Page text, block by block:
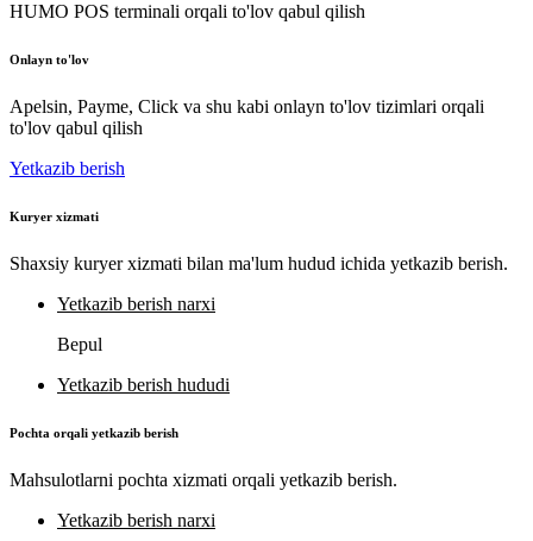
HUMO POS terminali orqali to'lov qabul qilish
Onlayn to'lov
Apelsin, Payme, Click va shu kabi onlayn to'lov tizimlari orqali
to'lov qabul qilish
Yetkazib berish
Kuryer xizmati
Shaxsiy kuryer xizmati bilan ma'lum hudud ichida yetkazib berish.
Yetkazib berish narxi
Bepul
Yetkazib berish hududi
Pochta orqali yetkazib berish
Mahsulotlarni pochta xizmati orqali yetkazib berish.
Yetkazib berish narxi